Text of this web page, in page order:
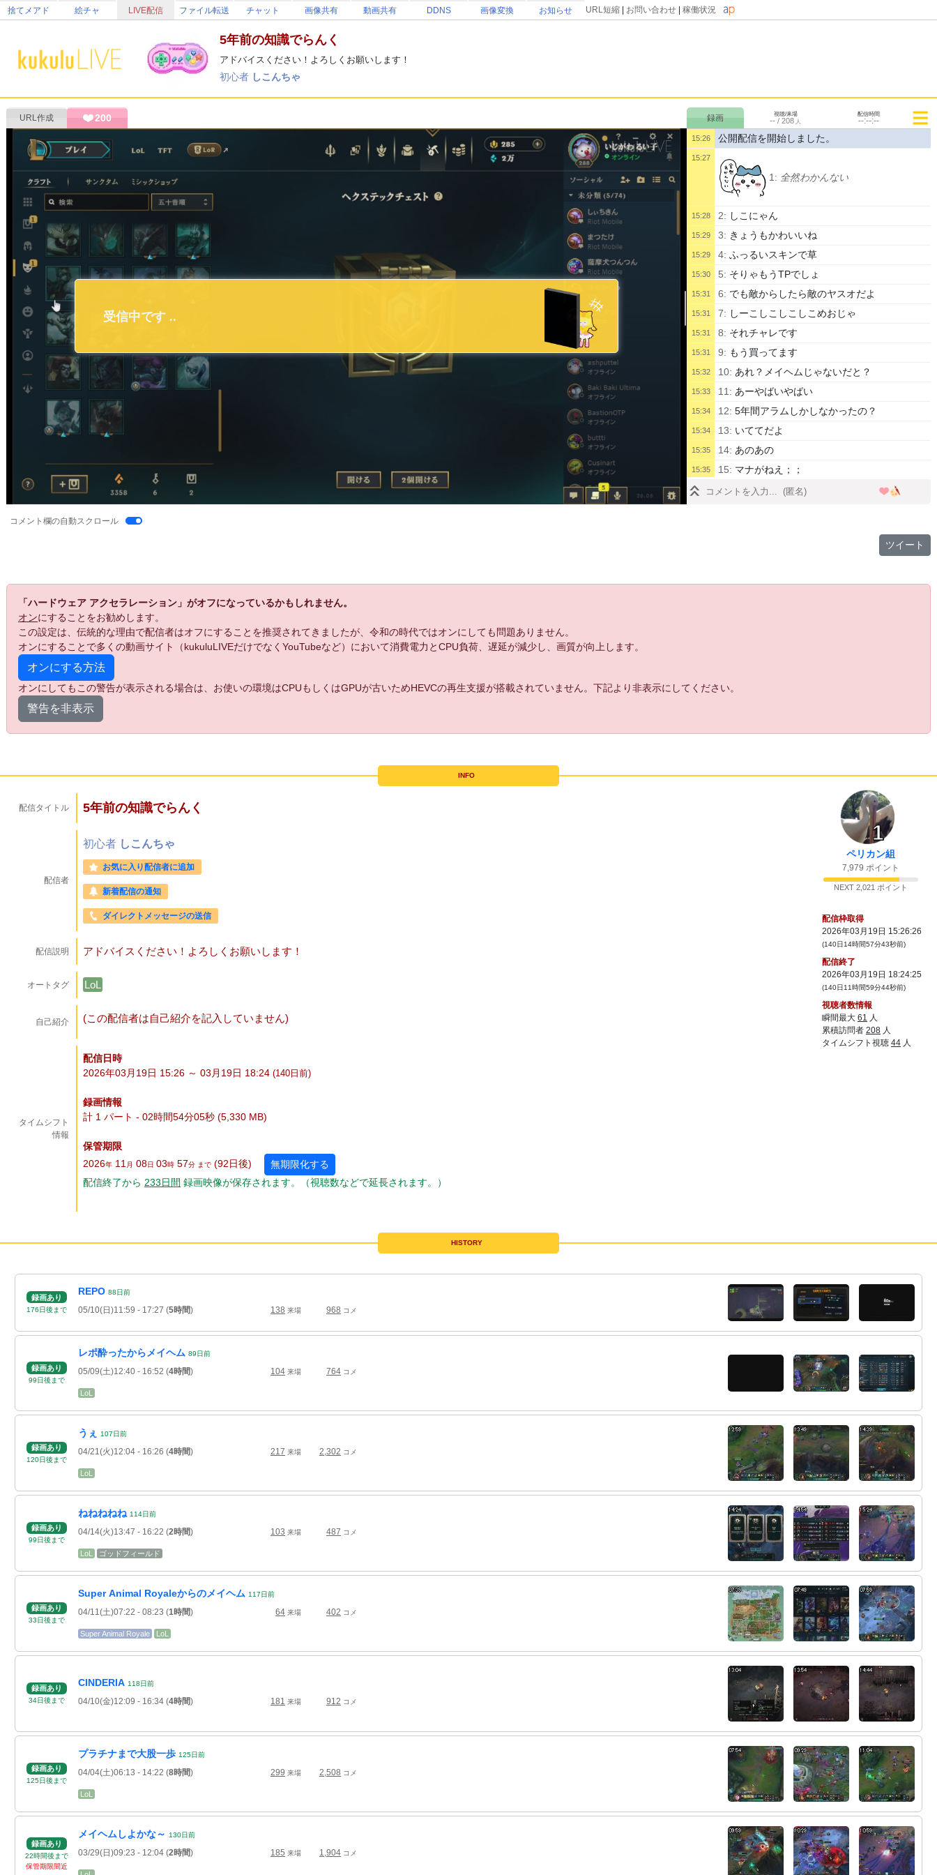
捨てメアド 絵チャ LIVE配信 ファイル転送 チャット 画像共有 動画共有 DDNS 画像変換 お知らせ URL短縮 お問い合わせ 稼働状況
5年前の知識でらんく
アドバイスください！よろしくお願いします！
初心者 しこんちゃ
URL作成 200 視聴/来場
-- / 208 人
配信時間
--:--:--
15:26 公開配信を開始しました。
15:27
1: 全然わかんない
15:28 2: しこにゃん
15:29 3: きょうもかわいいね
15:29 4: ふっるいスキンで草
15:30 5: そりゃもうTPでしょ
15:31 6: でも敵からしたら敵のヤスオだよ
15:31 7: しーこしこしこしこめおじゃ
15:31 8: それチャレです
15:31 9: もう買ってます
15:32 10: あれ？メイヘムじゃないだと？
15:33 11: あーやばいやばい
15:34 12: 5年間アラムしかしなかったの？
15:34 13: いててだよ
15:35 14: あのあの
15:35 15: マナがねえ；；
15:36 16: 同じ人？前もこんな名前の人いたよね
15:44 21:でもまだ勝ってるし
15:48 26:
15:49 28:今年のホタルイカめっちゃうまい
30:俺のアカウントもアラム専になっててしこ
うろうろしてる時間長すぎ―
どうしてなみの女の子率は高いんですか？
何もしないなら殴ってろってね
怒ったゾウ
ペーパードライバーが久々に公道をはしる
だって何も攻撃しないし
16:03 50:この前一生レオナのＥあたらずにただのサ
16:03 51:しこめって酒のむ？
52:久しぶりに配信みれてうれしいですおじゃ
夜に配信して仕事終わりの怖いリスナーと
会って
59:えなんでこんなゲームで緊張するの
60:大丈夫みんな下手くそだから気負わないで
いこう
16:06 61:え、でもそれいいだしたらニートしてる時
62:みんなへたくそっていうかみんなやってる
フリだから でもミスしたらいう
63: 煽りとかじゃなくてミスしたら 指摘 し
ていく
65:殺意を感じた
66:この組み合わせならぼっとまけるほうがむ
ずいから安心して
67:Qないと
68:何で１でいくんだよ
スタンしなくない
70:ｗ
72:他責だめです
73:スキル揃う前にいくばかおらんやんふつう
74:ｗ
75:いやいまのはどっちにしろっすよ
76:こっからこっから
77:てかこーきとか初めて見たｗ
78:えなっつｗ結婚おめでとう
コメント欄の自動スクロール
ツイート
「ハードウェア アクセラレーション」がオフになっているかもしれません。
オンにすることをお勧めします。
この設定は、伝統的な理由で配信者はオフにすることを推奨されてきましたが、令和の時代ではオンにしても問題ありません。
オンにすることで多くの動画サイト（kukuluLIVEだけでなくYouTubeなど）において消費電力とCPU負荷、遅延が減少し、画質が向上します。
オンにする方法
オンにしてもこの警告が表示される場合は、お使いの環境はCPUもしくはGPUが古いためHEVCの再生支援が搭載されていません。下記より非表示にしてください。
警告を非表示
INFO
配信タイトル 5年前の知識でらんく
配信者
初心者 しこんちゃ
お気に入り配信者に追加
新着配信の通知
ダイレクトメッセージの送信
配信説明 アドバイスください！よろしくお願いします！
オートタグ LoL
自己紹介 (この配信者は自己紹介を記入していません)
タイムシフト
情報
配信日時
2026年03月19日 15:26 ～ 03月19日 18:24 (140 日 前)
録画情報
計 1 パート - 02時間54分05秒 (5,330 MB)
保管期限
2026年 11月 08日 03時 57分 まで (92日後)
無期限化する
配信終了から 233日間 録画映像が保存されます。（視聴数などで延長されます。）
1
ペリカン組
7,979 ポイント
NEXT 2,021 ポイント
配信枠取得
2026年03月19日 15:26:26
(140日14時間57分43秒前)
配信終了
2026年03月19日 18:24:25
(140日11時間59分44秒前)
視聴者数情報
瞬間最大 61 人
累積訪問者 208 人
タイムシフト視聴 44 人
HISTORY
録画あり
176日後 まで
REPO 88日前
05/10(日)11:59 - 17:27 (5時間) 138 来場 968 コメ
録画あり
99日後 まで
レポ酔ったからメイヘム 89日前
05/09(土)12:40 - 16:52 (4時間) 104 来場 764 コメ
LoL
録画あり
120日後 まで
うぇ 107日前
04/21(火)12:04 - 16:26 (4時間) 217 来場 2,302 コメ
LoL
録画あり
99日後 まで
ねねねねね 114日前
04/14(火)13:47 - 16:22 (2時間) 103 来場 487 コメ
LoL ゴッドフィールド
録画あり
33日後 まで
Super Animal Royaleからのメイヘム 117日前
04/11(土)07:22 - 08:23 (1時間) 64 来場 402 コメ
Super Animal Royale LoL
録画あり
34日後 まで
CINDERIA 118日前
04/10(金)12:09 - 16:34 (4時間) 181 来場 912 コメ
録画あり
125日後 まで
プラチナまで大股一歩 125日前
04/04(土)06:13 - 14:22 (8時間) 299 来場 2,508 コメ
LoL
録画あり
22時間後 まで
保管期限間近
メイヘムしよかな～ 130日前
03/29(日)09:23 - 12:04 (2時間) 185 来場 1,904 コメ